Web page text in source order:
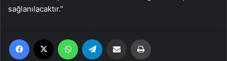
sağlanılacaktır.”
Facebook WhatsApp Email'den paylaş